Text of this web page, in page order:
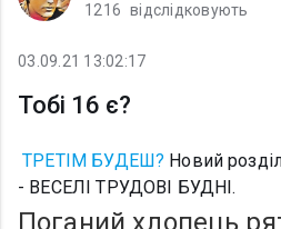
1216 відслідковують
03.09.21 13:02:17
Тобі 16 є?
ТРЕТІМ БУДЕШ? Новий
- ВЕСЕЛІ ТРУДОВІ БУДНІ.
Поганий хлопець